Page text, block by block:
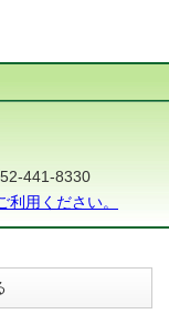
441-8330
用ください。